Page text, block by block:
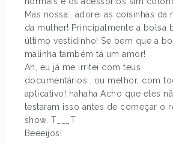
Mas nossa.. adorei as coisinhas da
da mulher! Principalmente a bolsa
último vestidinho! Se bem que a
malinha também tá um amor!
Ah, eu já me irritei com teus
documentários.. ou melhor, com
aplicativo! hahaha Acho que eles
testaram isso antes de começar o
show. T___T
Beeeijos!